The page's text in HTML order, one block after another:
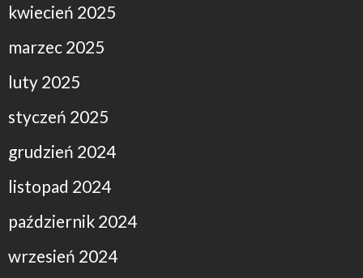
kwiecień 2025
marzec 2025
luty 2025
styczeń 2025
grudzień 2024
listopad 2024
październik 2024
wrzesień 2024